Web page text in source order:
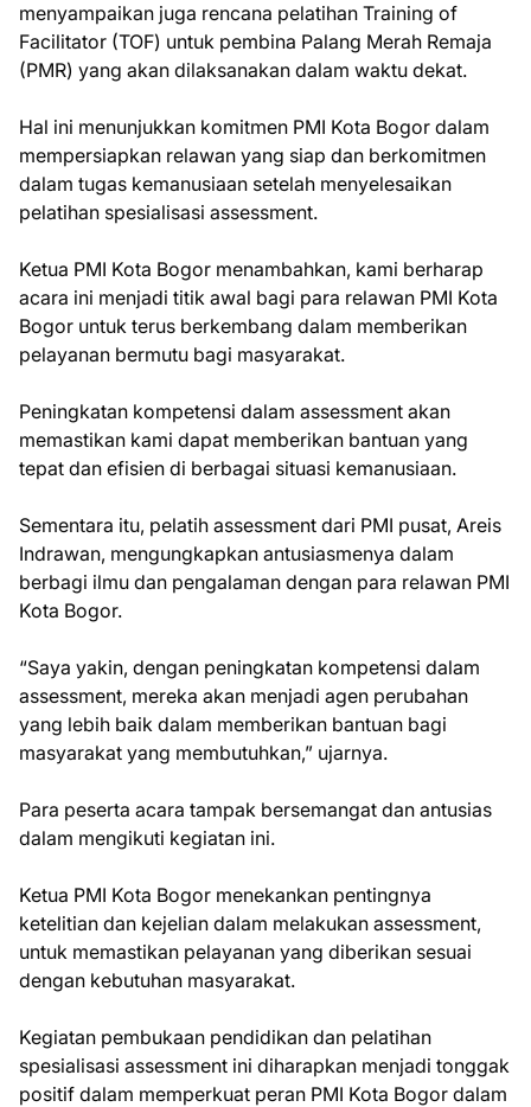
menyampaikan juga rencana pelatihan Training of
Facilitator (TOF) untuk pembina Palang Merah Remaja
(PMR) yang akan dilaksanakan dalam waktu dekat.
Hal ini menunjukkan komitmen PMI Kota Bogor dalam
mempersiapkan relawan yang siap dan berkomitmen
dalam tugas kemanusiaan setelah menyelesaikan
pelatihan spesialisasi assessment.
Ketua PMI Kota Bogor menambahkan, kami berharap
acara ini menjadi titik awal bagi para relawan PMI Kota
Bogor untuk terus berkembang dalam memberikan
pelayanan bermutu bagi masyarakat.
Peningkatan kompetensi dalam assessment akan
memastikan kami dapat memberikan bantuan yang
tepat dan efisien di berbagai situasi kemanusiaan.
Sementara itu, pelatih assessment dari PMI pusat, Areis
Indrawan, mengungkapkan antusiasmenya dalam
berbagi ilmu dan pengalaman dengan para relawan PMI
Kota Bogor.
“Saya yakin, dengan peningkatan kompetensi dalam
assessment, mereka akan menjadi agen perubahan
yang lebih baik dalam memberikan bantuan bagi
masyarakat yang membutuhkan,” ujarnya.
Para peserta acara tampak bersemangat dan antusias
dalam mengikuti kegiatan ini.
Ketua PMI Kota Bogor menekankan pentingnya
ketelitian dan kejelian dalam melakukan assessment,
untuk memastikan pelayanan yang diberikan sesuai
dengan kebutuhan masyarakat.
Kegiatan pembukaan pendidikan dan pelatihan
spesialisasi assessment ini diharapkan menjadi tonggak
positif dalam memperkuat peran PMI Kota Bogor dalam